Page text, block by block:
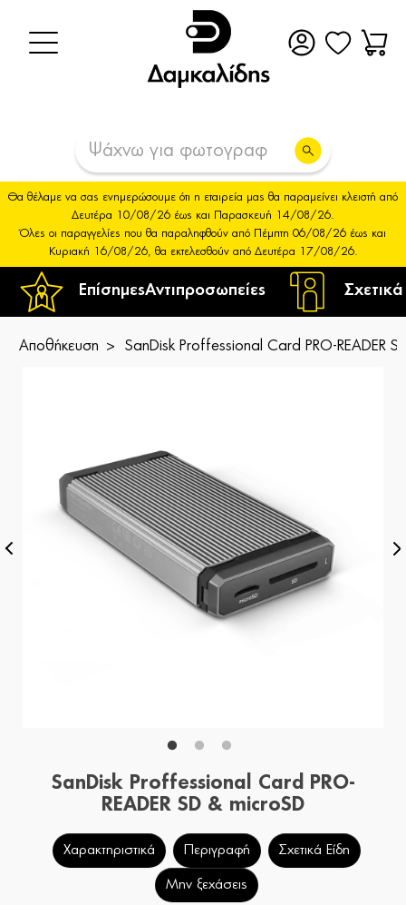
ΕπίσημεςΑντιπροσωπείες
Θα θέλαμε να σας ενημερώσουμε ότι η εταιρεία μας θα παραμείνει κλειστή από
Δευτέρα 10/08/26 έως και Παρασκευή 14/08/26.
Όλες οι παραγγελίες που θα παραληφθούν από Πέμπτη 06/08/26 έως και
Κυριακή 16/08/26, θα εκτελεσθούν από Δευτέρα 17/08/26.
Αποθήκευση SanDisk Proffessional Card PRO-READER
SanDisk Proffessional Card PRO-
READER SD & microSD
Χαρακτηριστικά Περιγραφή Σχετικά Είδη
Μην ξεχάσεις